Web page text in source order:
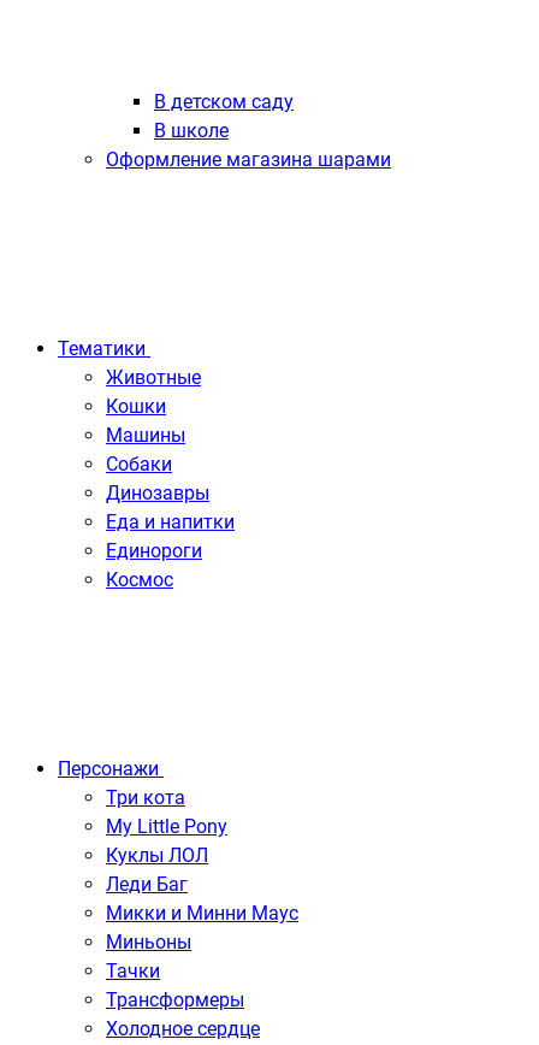
В детском саду
В школе
Оформление магазина шарами
Тематики
Животные
Кошки
Машины
Собаки
Динозавры
Еда и напитки
Единороги
Космос
Персонажи
Три кота
My Little Pony
Куклы ЛОЛ
Леди Баг
Микки и Минни Маус
Миньоны
Тачки
Трансформеры
Холодное сердце